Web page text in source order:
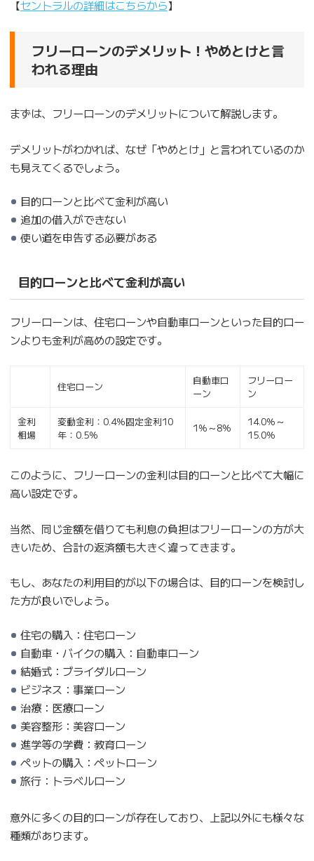
【セントラルの詳細はこちらから】
フリーローンのデメリット！やめとけと言
われる理由
まずは、フリーローンのデメリットについて解説します。
デメリットがわかれば、なぜ「やめとけ」と言われているのか
も見えてくるでしょう。
目的ローンと比べて金利が高い
追加の借入ができない
使い道を申告する必要がある
目的ローンと比べて金利が高い
フリーローンは、住宅ローンや自動車ローンといった目的ロー
ンよりも金利が高めの設定です。
住宅ローン
自動車ロ
ーン
フリーロー
ン
金利
相場
変動金利：0.4％固定金利10
年：0.5％
1％～8％
14.0％～
15.0％
このように、フリーローンの金利は目的ローンと比べて大幅に
高い設定です。
当然、同じ金額を借りても利息の負担はフリーローンの方が大
きいため、合計の返済額も大きく違ってきます。
もし、あなたの利用目的が以下の場合は、目的ローンを検討し
た方が良いでしょう。
住宅の購入：住宅ローン
自動車・バイクの購入：自動車ローン
結婚式：ブライダルローン
ビジネス：事業ローン
治療：医療ローン
美容整形：美容ローン
進学等の学費：教育ローン
ペットの購入：ペットローン
旅行：トラベルローン
意外に多くの目的ローンが存在しており、上記以外にも様々な
種類があります。